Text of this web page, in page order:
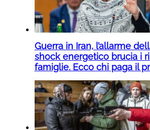
Guerra in Iran, l’allarme
shock energetico brucia i
famiglie. Ecco chi paga il